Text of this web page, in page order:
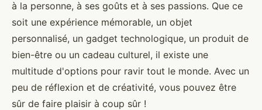
à la personne, à ses goûts et à ses passions. Que ce
soit une expérience mémorable, un objet
personnalisé, un gadget technologique, un produit de
bien-être ou un cadeau culturel, il existe une
multitude d'options pour ravir tout le monde. Avec un
peu de réflexion et de créativité, vous pouvez être
sûr de faire plaisir à coup sûr !